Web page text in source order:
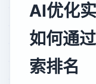
AI优化
如何通
索排名